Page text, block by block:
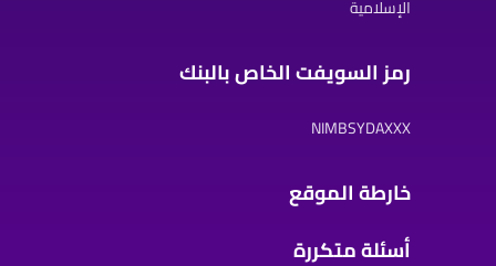
الإسلامية
رمز السويفت الخاص بالبنك
NIMBSYDAXXX
خارطة الموقع
أسئلة متكررة